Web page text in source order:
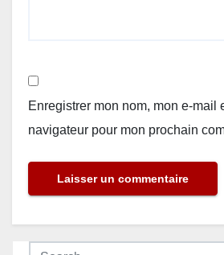
Enregistrer mon nom, mon e-mail
navigateur pour mon prochain